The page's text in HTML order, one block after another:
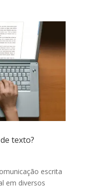
texto?
escrita
em diversos